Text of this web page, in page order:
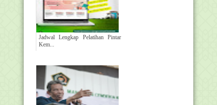
Jadwal Lengkap Pelatihan Pintar
Kem...